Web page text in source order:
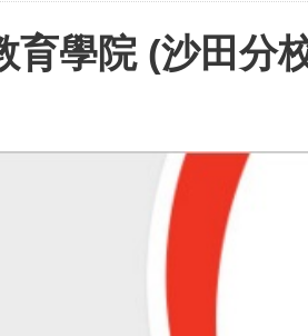
育學院 (沙田分